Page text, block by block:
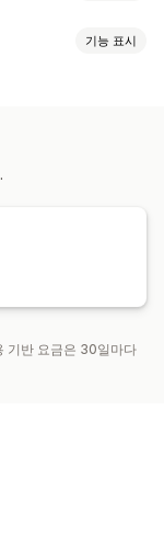
기능 표시
기반 요금은 30일마다